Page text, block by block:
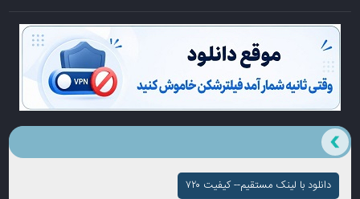
دانلود با لینک مستقیم-- کیفیت ۷۲۰